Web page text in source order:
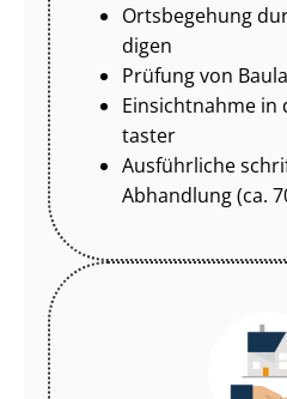
Ortsbegehung
di­gen
Prüfung von
Einsichtnahme
tas­ter
Ausführliche
Abhandlung (ca.